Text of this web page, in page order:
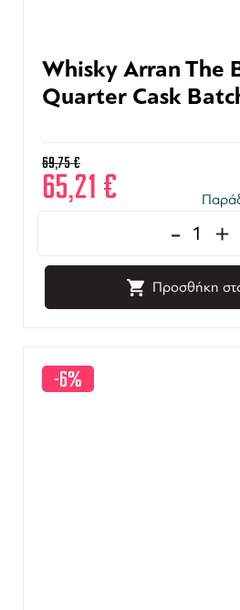
Whisky Arran The
Quarter Cask
69,75€
65,21 €
- +
Προσθήκη
-6%